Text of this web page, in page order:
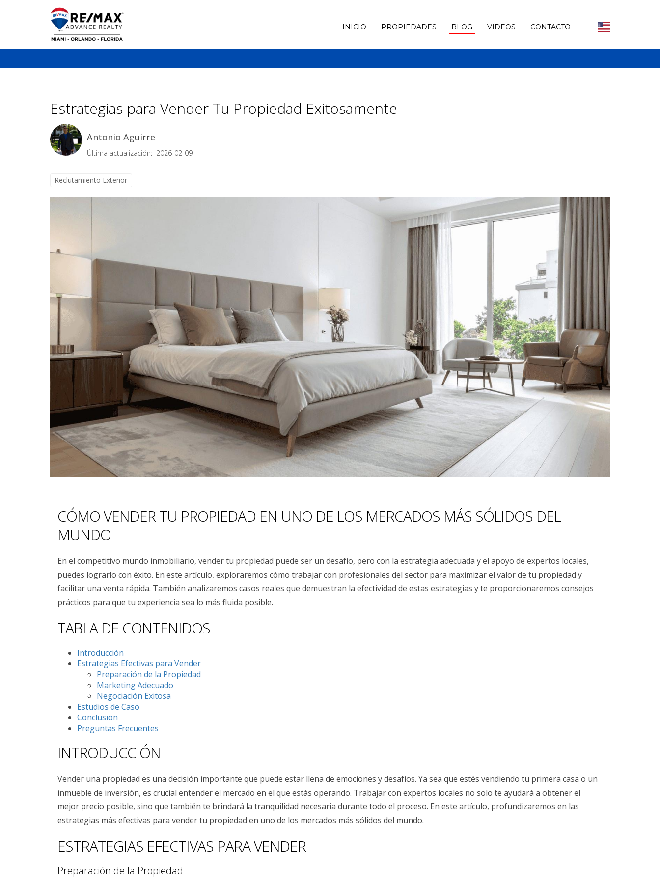
INICIO PROPIEDADES BLOG VIDEOS CONTACTO
Estrategias para Vender Tu Propiedad Exitosamente
Antonio Aguirre
Última actualización: 2026-02-09
Reclutamiento Exterior
CÓMO VENDER TU PROPIEDAD EN UNO DE LOS MERCADOS MÁS SÓLIDOS DEL
MUNDO
En el competitivo mundo inmobiliario, vender tu propiedad puede ser un desafío, pero con la estrategia adecuada y el apoyo de expertos locales,
puedes lograrlo con éxito. En este artículo, exploraremos cómo trabajar con profesionales del sector para maximizar el valor de tu propiedad y
facilitar una venta rápida. También analizaremos casos reales que demuestran la efectividad de estas estrategias y te proporcionaremos consejos
prácticos para que tu experiencia sea lo más fluida posible.
TABLA DE CONTENIDOS
Introducción
Estrategias Efectivas para Vender
Preparación de la Propiedad
Marketing Adecuado
Negociación Exitosa
Estudios de Caso
Conclusión
Preguntas Frecuentes
INTRODUCCIÓN
Vender una propiedad es una decisión importante que puede estar llena de emociones y desafíos. Ya sea que estés vendiendo tu primera casa o un
inmueble de inversión, es crucial entender el mercado en el que estás operando. Trabajar con expertos locales no solo te ayudará a obtener el
mejor precio posible, sino que también te brindará la tranquilidad necesaria durante todo el proceso. En este artículo, profundizaremos en las
estrategias más efectivas para vender tu propiedad en uno de los mercados más sólidos del mundo.
ESTRATEGIAS EFECTIVAS PARA VENDER
Preparación de la Propiedad